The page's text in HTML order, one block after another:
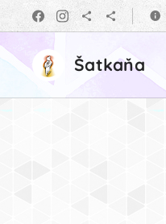
Šatkaňa